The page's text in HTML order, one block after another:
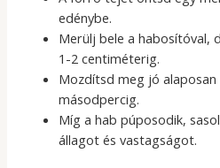
edénybe.
Merülj bele a habosítóval,
1-2 centiméterig.
Mozdítsd meg jó
másodpercig.
Míg a hab púposodik,
állagot és vastagságot.